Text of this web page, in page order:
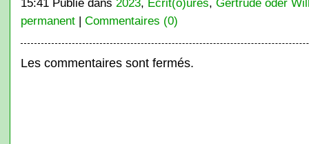
15:41 Publié dans 2023, Ecrit(o)ures, Gertrude oder
permanent| Commentaires (0)
Les commentaires sont fermés.